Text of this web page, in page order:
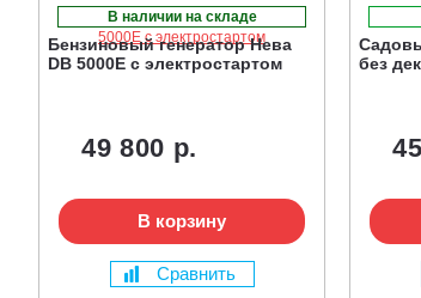
В наличии на складе
Бензиновый генератор Нева
DB 5000Е с электростартом
49 800 р.
В корзину
Сравнить
без